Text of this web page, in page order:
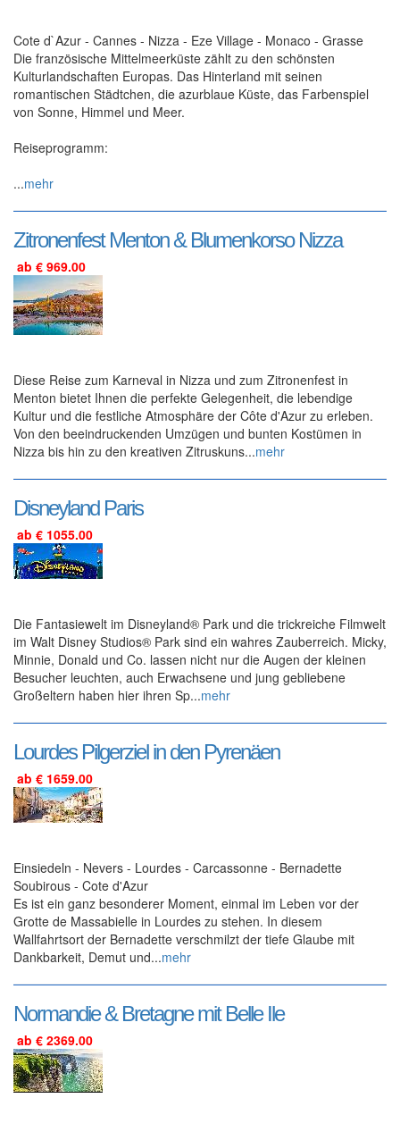
Cote d`Azur - Cannes - Nizza - Eze Village - Monaco - Grasse
Die französische Mittelmeerküste zählt zu den schönsten
Kulturlandschaften Europas. Das Hinterland mit seinen
romantischen Städtchen, die azurblaue Küste, das Farbenspiel
von Sonne, Himmel und Meer.
Reiseprogramm:
...mehr
Zitronenfest Menton & Blumenkorso Nizza
ab € 969.00
Diese Reise zum Karneval in Nizza und zum Zitronenfest in
Menton bietet Ihnen die perfekte Gelegenheit, die lebendige
Kultur und die festliche Atmosphäre der Côte d'Azur zu erleben.
Von den beeindruckenden Umzügen und bunten Kostümen in
Nizza bis hin zu den kreativen Zitruskuns...mehr
Disneyland Paris
ab € 1055.00
Die Fantasiewelt im Disneyland® Park und die trickreiche Filmwelt
im Walt Disney Studios® Park sind ein wahres Zauberreich. Micky,
Minnie, Donald und Co. lassen nicht nur die Augen der kleinen
Besucher leuchten, auch Erwachsene und jung gebliebene
Großeltern haben hier ihren Sp...mehr
Lourdes Pilgerziel in den Pyrenäen
ab € 1659.00
Einsiedeln - Nevers - Lourdes - Carcassonne - Bernadette
Soubirous - Cote d'Azur
Es ist ein ganz besonderer Moment, einmal im Leben vor der
Grotte de Massabielle in Lourdes zu stehen. In diesem
Wallfahrtsort der Bernadette verschmilzt der tiefe Glaube mit
Dankbarkeit, Demut und...mehr
Normandie & Bretagne mit Belle Ile
ab € 2369.00